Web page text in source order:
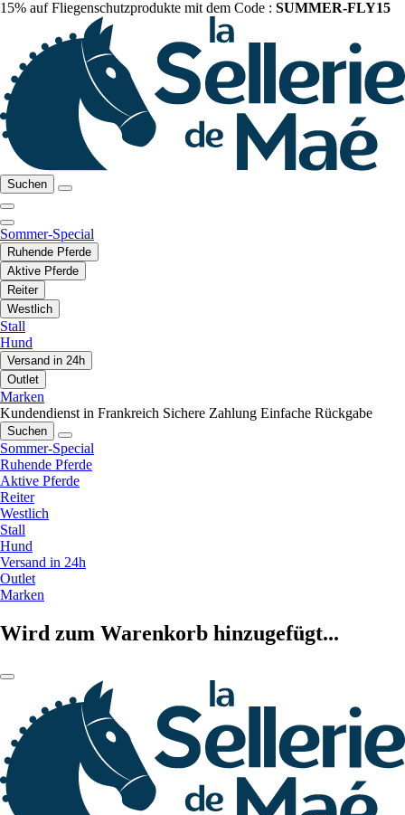
15% auf Fliegenschutzprodukte mit dem Code : SUMMER-FLY15
Suchen
Sommer-Special
Ruhende Pferde
Aktive Pferde
Reiter
Westlich
Stall
Hund
Versand in 24h
Outlet
Marken
Kundendienst in Frankreich Sichere Zahlung Einfache Rückgabe
Suchen
Sommer-Special
Ruhende Pferde
Aktive Pferde
Reiter
Westlich
Stall
Hund
Versand in 24h
Outlet
Marken
Wird zum Warenkorb hinzugefügt...